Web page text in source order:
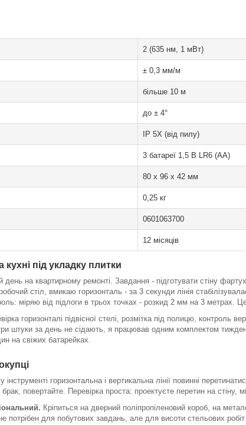
2 (635 нм, 1 мВт)
± 0,3 мм/м
більше 10 м
до ± 4°
IP 5X (від пилу)
3 батареї 1,5 В LR6 (AA)
80 x 96 x 42 мм
0,25 кг
0601063700
12 місяців
під укладку плитки
на квартирному ремонті. Завдання - підготувати стіну
стіл, вмикаю горизонталь - за 3 секунди лінія
міряю від підлоги в трьох точках - розкид 2 мм на 3 метрах.
горизонталі підвісної стелі, розмітка під полицю, контроль
штуки за день не сідають, я працював одним комплектом
на свіжих батарейках.
інструменті горизонтальна і вертикальна лінії повинні
повертайте. Перевірка проста: проектуєте перетин на стіну,
Кріпиться на дверний поліпропіленовий короб, на
для побутових завдань, але для висоти стельових робіт